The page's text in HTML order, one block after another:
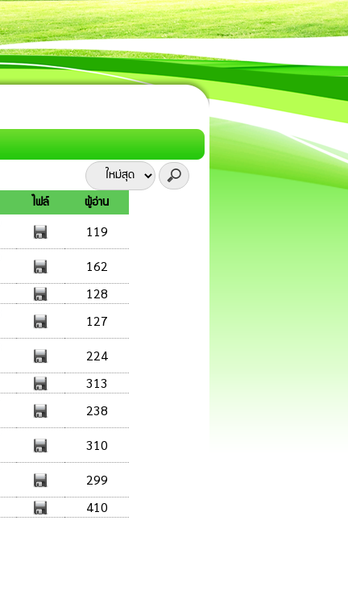
ไฟล์ ผู้อ่าน
119
162
128
127
224
313
238
310
299
410